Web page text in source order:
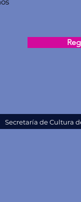
Secretaría de Cultura